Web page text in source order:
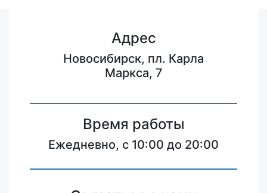
Адрес
Новосибирск, пл. Карла
Маркса, 7
Время работы
Ежедневно, с 10:00 до 20:00